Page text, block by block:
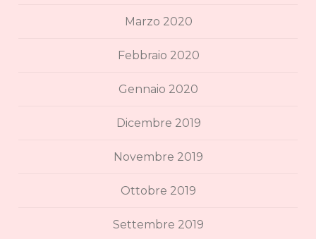
Marzo 2020
Febbraio 2020
Gennaio 2020
Dicembre 2019
Novembre 2019
Ottobre 2019
Settembre 2019